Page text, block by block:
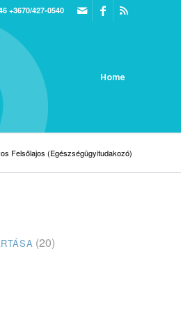
+3670/427-0540
Home
Felsőlajos (Egészségügyitudakozó)
(20)